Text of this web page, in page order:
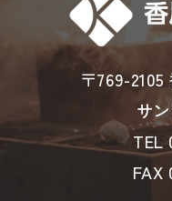
〒769-
サ
TEL
FAX